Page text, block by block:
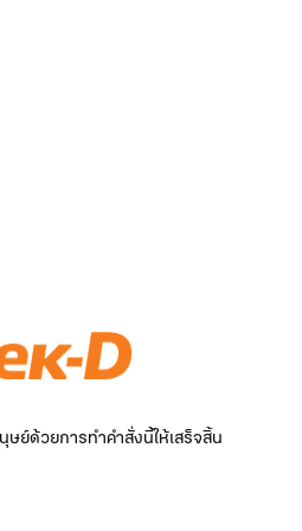
ย์ด้วยการทำคำสั่งนี้ให้เสร็จสิ้น